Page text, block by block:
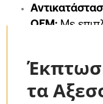
OEM:Με
Έτσι, έχετε τον
της συσκευής
τα